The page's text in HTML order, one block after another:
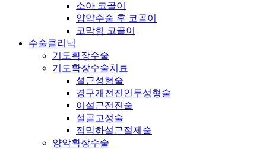
소아 코골이
양약수술 후 코골이
코막힘 코골이
수술클리닉
기도확장수술
기도확장수술치료
설근성형술
경구개전진인두성형술
이설근전진술
설골고정술
점막하설근절제술
양악확장수술